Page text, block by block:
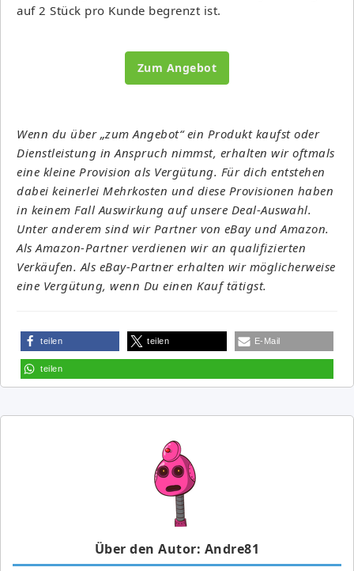
auf 2 Stück pro Kunde begrenzt ist.
Zum Angebot
Wenn du über „zum Angebot“ ein Produkt kaufst oder
Dienstleistung in Anspruch nimmst, erhalten wir oftmals
eine kleine Provision als Vergütung. Für dich entstehen
dabei keinerlei Mehrkosten und diese Provisionen haben
in keinem Fall Auswirkung auf unsere Deal-Auswahl.
Unter anderem sind wir Partner von eBay und Amazon.
Als Amazon-Partner verdienen wir an qualifizierten
Verkäufen. Als eBay-Partner erhalten wir möglicherweise
eine Vergütung, wenn Du einen Kauf tätigst.
teilen teilen E-Mail
teilen
Über den Autor: Andre81